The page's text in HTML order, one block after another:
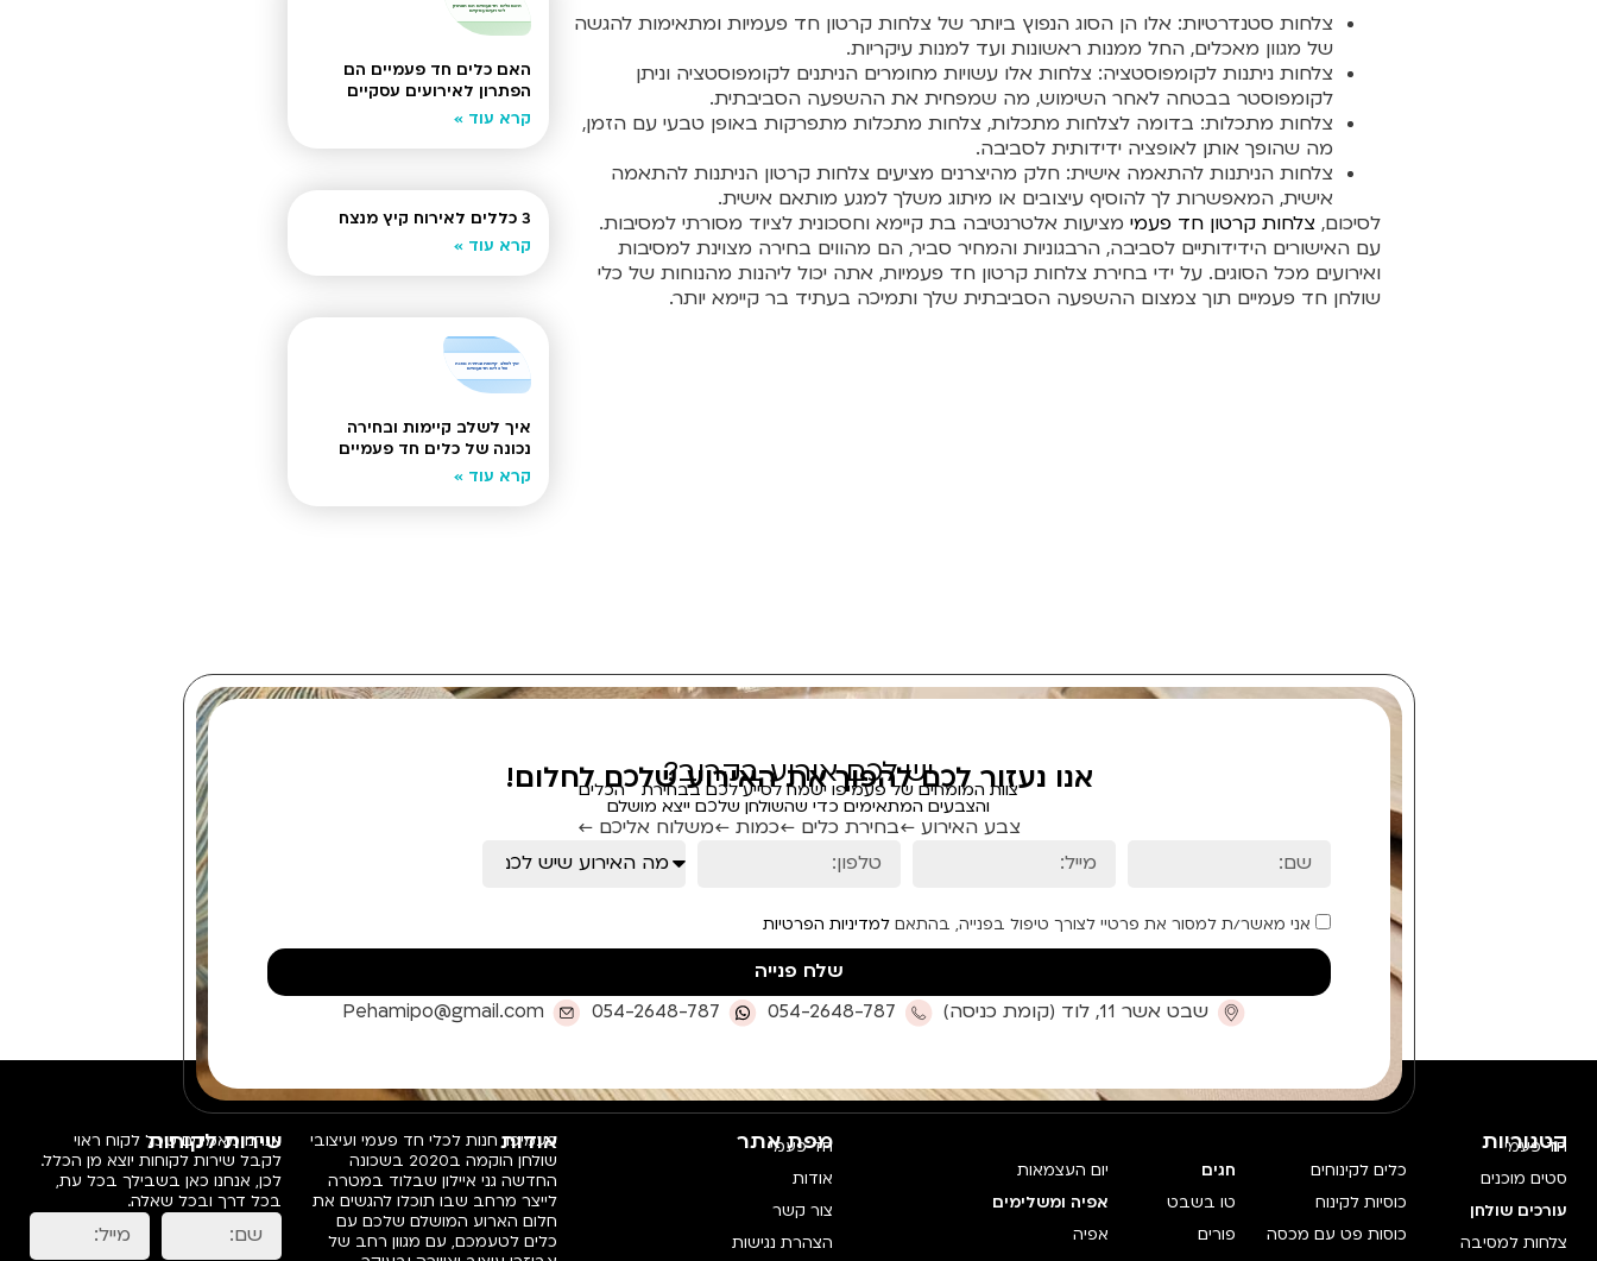
צלחות סטנדרטיות: אלו הן הסוג הנפוץ ביותר של צלחות קרטון חד פעמיות ומתאימות להגשה
של מגוון מאכלים, החל ממנות ראשונות ועד למנות עיקריות.
צלחות ניתנות לקומפוסטציה: צלחות אלו עשויות מחומרים הניתנים לקומפוסטציה וניתן
לקומפוסטר בבטחה לאחר השימוש, מה שמפחית את ההשפעה הסביבתית.
צלחות מתכלות: בדומה לצלחות מתכלות, צלחות מתכלות מתפרקות באופן טבעי עם הזמן,
מה שהופך אותן לאופציה ידידותית לסביבה.
צלחות הניתנות להתאמה אישית: חלק מהיצרנים מציעים צלחות קרטון הניתנות להתאמה
אישית, המאפשרות לך להוסיף עיצובים או מיתוג משלך למגע מותאם אישית.
לסיכום, צלחות קרטון חד פעמי מציעות אלטרנטיבה בת קיימא וחסכונית לציוד מסורתי למסיבות.
עם האישורים הידידותיים לסביבה, הרבגוניות והמחיר סביר, הם מהווים בחירה מצוינת למסיבות
ואירועים מכל הסוגים. על ידי בחירת צלחות קרטון חד פעמיות, אתה יכול ליהנות מהנוחות של כלי
שולחן חד פעמיים תוך צמצום ההשפעה הסביבתית שלך ותמיכה בעתיד בר קיימא יותר.
האם כלים חד פעמיים הם
הפתרון לאירועים עסקיים
קרא עוד »
3 כללים לאירוח קיץ מנצח
קרא עוד »
איך לשלב קיימות ובחירה
נכונה של כלים חד פעמיים
קרא עוד »
יש לכם אירוע בקרוב?
אנו נעזור לכם להפוך את האירוע שלכם לחלום!
צוות המומחים של פעמיפו ישמח לסייע לכם בבחירת הכלים
והצבעים המתאימים כדי שהשולחן שלכם ייצא מושלם
צבע האירוע ←בחירת כלים ←כמות ←משלוח אליכם ←
אני מאשר/ת למסור את פרטיי לצורך טיפול בפנייה, בהתאםלמדיניות הפרטיות
שלח פנייה
שבט אשר 11, לוד (קומת כניסה)
054-2648-787
054-2648-787
Pehamipo@gmail.com
קטגוריות
חד פעמי
סטים מוכנים
עורכים שולחן
צלחות למסיבה
כלים לקינוחים
כוסיות לקינוח
כוסות פט עם מכסה
חגים
טו בשבט
פורים
יום העצמאות
אפיה ומשלימים
אפיה
מפת אתר
חד פעמי
אודות
צור קשר
הצהרת נגישות
אודות
פעמיפו, חנות לכלי חד פעמי ועיצובי
שולחן הוקמה ב2020 בשכונה
החדשה גני איילון שבלוד במטרה
לייצר מרחב שבו תוכלו להגשים את
חלום הארוע המושלם שלכם עם
כלים לטעמכם, עם מגוון רחב של
שירות לקוחות
אנחנו מאמינים שכל לקוח ראוי
לקבל שירות לקוחות יוצא מן הכלל.
לכן, אנחנו כאן בשבילך בכל עת,
בכל דרך ובכל שאלה.